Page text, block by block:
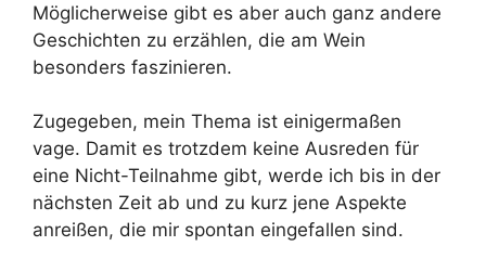
Möglicherweise gibt es aber auch ganz andere
Geschichten zu erzählen, die am Wein
besonders faszinieren.
Zugegeben, mein Thema ist einigermaßen
vage. Damit es trotzdem keine Ausreden für
eine Nicht-Teilnahme gibt, werde ich bis in der
nächsten Zeit ab und zu kurz jene Aspekte
anreißen, die mir spontan eingefallen sind.